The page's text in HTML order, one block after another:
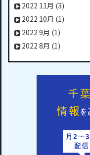
2022 11月 (3)
2022 10月 (1)
2022 9月 (1)
2022 8月 (1)